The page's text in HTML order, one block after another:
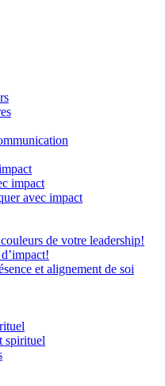
impact
avec impact
de votre leadership!
et alignement de soi
spirituel